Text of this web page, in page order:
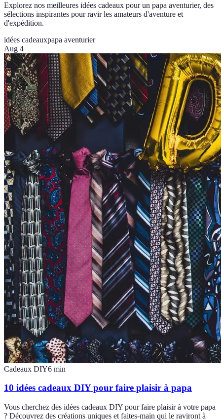
Explorez nos meilleures idées cadeaux pour un papa aventurier, des
sélections inspirantes pour ravir les amateurs d'aventure et
d'expédition.
idées cadeauxpapa aventurier
Aug 4
Cadeaux DIY6 min
10 idées cadeaux DIY pour faire plaisir à papa
Vous cherchez des idées cadeaux DIY pour faire plaisir à votre papa
? Découvrez des créations uniques et faites-main qui le raviront à